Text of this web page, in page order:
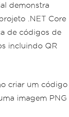
demonstra
.NET Core
de códigos de
incluindo QR
criar um código
imagem PNG